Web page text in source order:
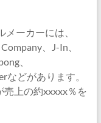
ーカーには、
、J-In、
、
などがあります。
上の約xxxxx％を